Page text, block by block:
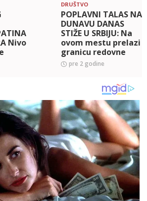
Nivo
je
DRUŠTVO
POPLAVNI TALAS NA
DUNAVU DANAS
STIŽE U SRBIJU: Na
ovom mestu prelazi
granicu redovne
odbrane od poplava
- RHMZ izdao
upozorenje!
pre 2 godine